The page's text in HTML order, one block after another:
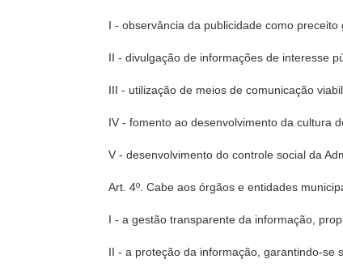
I - observância da publicidade como
II - divulgação de informações de interesse
III - utilização de meios de comunicação
IV - fomento ao desenvolvimento da cultura
V - desenvolvimento do controle social da
Art. 4º. Cabe aos órgãos e entidades
I - a gestão transparente da informação,
II - a proteção da informação, garantindo-se